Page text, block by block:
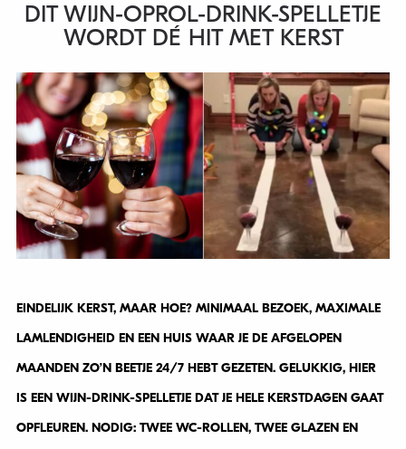
DIT WIJN-OPROL-DRINK-SPELLETJE
WORDT DÉ HIT MET KERST
EINDELIJK KERST, MAAR HOE? MINIMAAL BEZOEK, MAXIMALE
LAMLENDIGHEID EN EEN HUIS WAAR JE DE AFGELOPEN
MAANDEN ZO’N BEETJE 24/7 HEBT GEZETEN. GELUKKIG, HIER
IS EEN WIJN-DRINK-SPELLETJE DAT JE HELE KERSTDAGEN GAAT
OPFLEUREN. NODIG: TWEE WC-ROLLEN, TWEE GLAZEN EN